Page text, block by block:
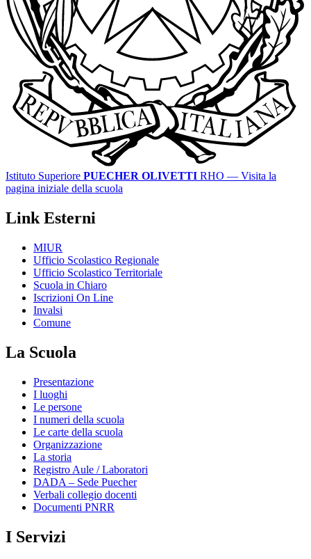
Istituto Superiore PUECHER OLIVETTI RHO — Visita la
pagina iniziale della scuola
Link Esterni
MIUR
Ufficio Scolastico Regionale
Ufficio Scolastico Territoriale
Scuola in Chiaro
Iscrizioni On Line
Invalsi
Comune
La Scuola
Presentazione
I luoghi
Le persone
I numeri della scuola
Le carte della scuola
Organizzazione
La storia
Registro Aule / Laboratori
DADA – Sede Puecher
Verbali collegio docenti
Documenti PNRR
I Servizi